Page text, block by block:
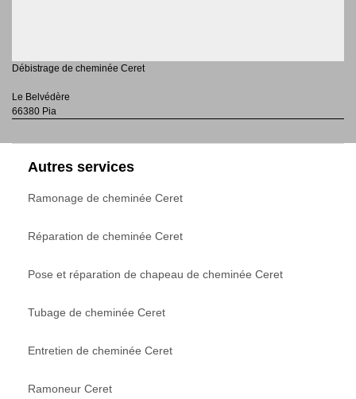
Débistrage de cheminée Ceret
Le Belvédère
66380 Pia
Autres services
Ramonage de cheminée Ceret
Réparation de cheminée Ceret
Pose et réparation de chapeau de cheminée Ceret
Tubage de cheminée Ceret
Entretien de cheminée Ceret
Ramoneur Ceret